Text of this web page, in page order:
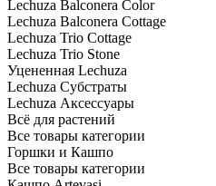
Lechuza Balconera Color
Lechuza Balconera Cottage
Lechuza Trio Cottage
Lechuza Trio Stone
Уцененная Lechuza
Lechuza Субстраты
Lechuza Аксессуары
Всё для растений
Все товары категории
Горшки и Кашпо
Все товары категории